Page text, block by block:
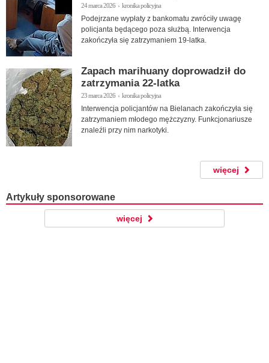
24 marca 2026 › kronika policyjna
Podejrzane wypłaty z bankomatu zwróciły uwagę
policjanta będącego poza służbą. Interwencja
zakończyła się zatrzymaniem 19-latka.
Zapach marihuany doprowadził do
zatrzymania 22-latka
23 marca 2026 › kronika policyjna
Interwencja policjantów na Bielanach zakończyła się
zatrzymaniem młodego mężczyzny. Funkcjonariusze
znaleźli przy nim narkotyki.
więcej
Artykuły sponsorowane
więcej